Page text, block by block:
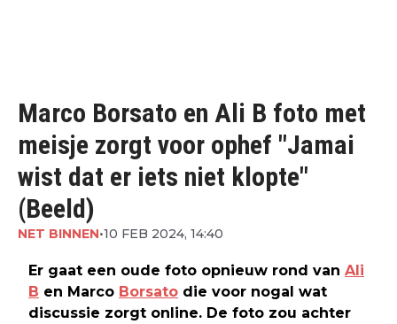
Marco Borsato en Ali B foto met
meisje zorgt voor ophef "Jamai
wist dat er iets niet klopte"
(Beeld)
NET BINNEN•10 FEB 2024, 14:40
Er gaat een oude foto opnieuw rond van Ali
B en Marco Borsato die voor nogal wat
discussie zorgt online. De foto zou achter